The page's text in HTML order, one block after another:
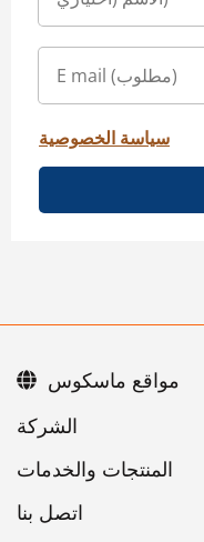
سياسة الخصوصية
اتصل بنا
مواقع ماسكوس